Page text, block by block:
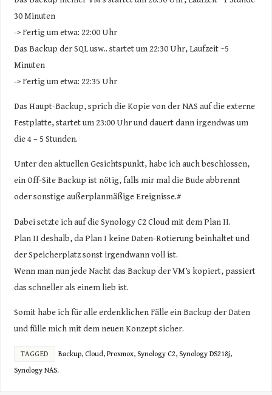
30 Minuten
-> Fertig um etwa: 22:00 Uhr
Das Backup der SQL usw.. startet um 22:30 Uhr, Laufzeit ~5
Minuten
-> Fertig um etwa: 22:35 Uhr
Das Haupt-Backup, sprich die Kopie von der NAS auf die externe
Festplatte, startet um 23:00 Uhr und dauert dann irgendwas um
die 4 – 5 Stunden.
Unter den aktuellen Gesichtspunkt, habe ich auch beschlossen,
ein Off-Site Backup ist nötig, falls mir mal die Bude abbrennt
oder sonstige außerplanmäßige Ereignisse.#
Dabei setzte ich auf die Synology C2 Cloud mit dem Plan II.
Plan II deshalb, da Plan I keine Daten-Rotierung beinhaltet und
der Speicherplatz sonst irgendwann voll ist.
Wenn man nun jede Nacht das Backup der VM’s kopiert, passiert
das schneller als einem lieb ist.
Somit habe ich für alle erdenklichen Fälle ein Backup der Daten
und fülle mich mit dem neuen Konzept sicher.
TAGGED Backup, Cloud, Proxmox, Synology C2, Synology DS218j,
Synology NAS.